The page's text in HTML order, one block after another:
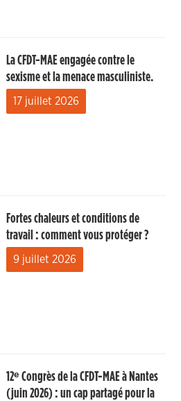
La CFDT-MAE engagée contre le
sexisme et la menace masculiniste.
17 juillet 2026
Fortes chaleurs et conditions de
travail : comment vous protéger ?
9 juillet 2026
12ᵉ Congrès de la CFDT-MAE à Nantes
(juin 2026) : un cap partagé pour la